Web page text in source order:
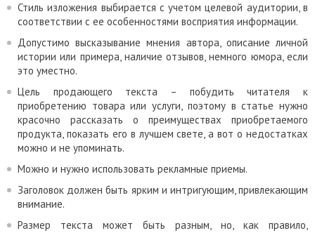
Стиль изложения выбирается с учетом целевой аудитории, в
соответствии с ее особенностями восприятия информации.
Допустимо высказывание мнения автора, описание личной
истории или примера, наличие отзывов, немного юмора, если
это уместно.
Цель продающего текста – побудить читателя к
приобретению товара или услуги, поэтому в статье нужно
красочно рассказать о преимуществах приобретаемого
продукта, показать его в лучшем свете, а вот о недостатках
можно и не упоминать.
Можно и нужно использовать рекламные приемы.
Заголовок должен быть ярким и интригующим, привлекающим
внимание.
Размер текста может быть разным, но, как правило,